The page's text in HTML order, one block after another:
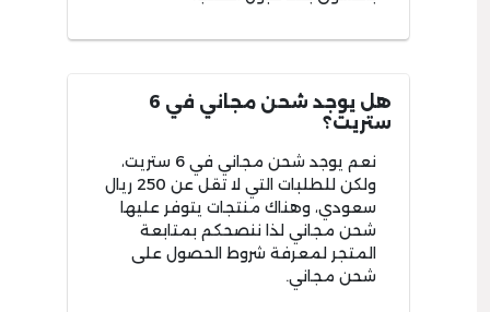
هل يوجد شحن مجاني في 6
ستريت؟
نعم يوجد شحن مجاني في 6 ستريت،
ولكن للطلبات التي لا تقل عن 250 ريال
سعودي، وهناك منتجات يتوفر عليها
شحن مجاني لذا ننصحكم بمتابعة
المتجر لمعرفة شروط الحصول على
شحن مجاني.